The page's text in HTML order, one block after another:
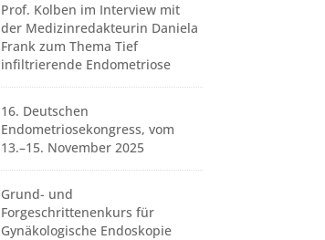
Prof. Kolben im Interview mit
der Medizinredakteurin Daniela
Frank zum Thema Tief
infiltrierende Endometriose
16. Deutschen
Endometriosekongress, vom
13.–15. November 2025
Grund- und
Forgeschrittenenkurs für
Gynäkologische Endoskopie